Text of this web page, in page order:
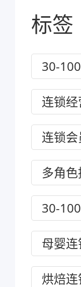
标签
30-
连锁
连锁
多角
30-
母婴
烘焙